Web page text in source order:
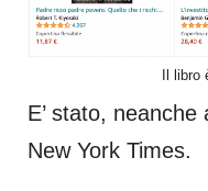
Il
E’ stato,
New York Times.